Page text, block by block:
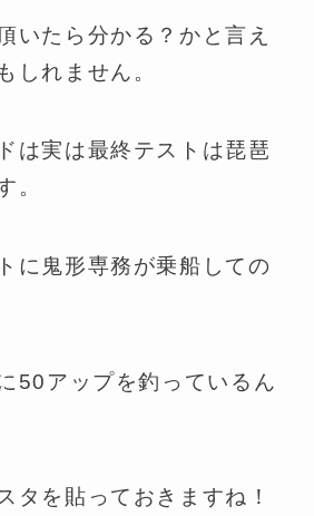
いたら分かる？かと言え
しれません。
は実は最終テストは琵琶
。
に鬼形専務が乗船しての
50アップを釣っているん
タを貼っておきますね！